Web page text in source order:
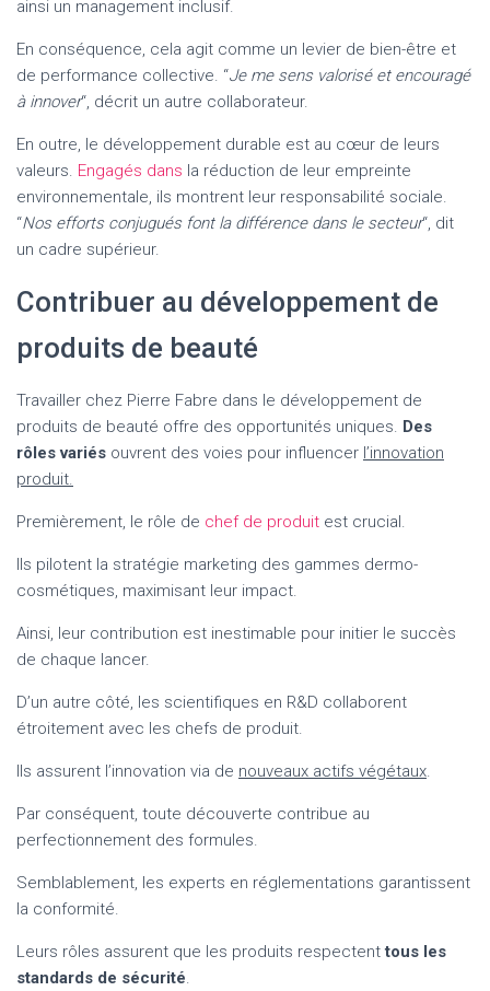
ainsi un management inclusif.
En conséquence, cela agit comme un levier de bien-être et
de performance collective. “Je me sens valorisé et encouragé
à innover“, décrit un autre collaborateur.
En outre, le développement durable est au cœur de leurs
valeurs. Engagés dans la réduction de leur empreinte
environnementale, ils montrent leur responsabilité sociale.
“Nos efforts conjugués font la différence dans le secteur“, dit
un cadre supérieur.
Contribuer au développement de
produits de beauté
Travailler chez Pierre Fabre dans le développement de
produits de beauté offre des opportunités uniques. Des
rôles variés ouvrent des voies pour influencer l’innovation
produit.
Premièrement, le rôle de chef de produit est crucial.
Ils pilotent la stratégie marketing des gammes dermo-
cosmétiques, maximisant leur impact.
Ainsi, leur contribution est inestimable pour initier le succès
de chaque lancer.
D’un autre côté, les scientifiques en R&D collaborent
étroitement avec les chefs de produit.
Ils assurent l’innovation via de nouveaux actifs végétaux.
Par conséquent, toute découverte contribue au
perfectionnement des formules.
Semblablement, les experts en réglementations garantissent
la conformité.
Leurs rôles assurent que les produits respectenttous les
standards de sécurité.